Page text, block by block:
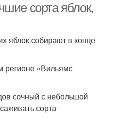
сорта яблок,
яблок собирают в конце
регионе «Вильямс
сочный с небольшой
сорта-